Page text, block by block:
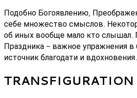
Подобно Богоявлению,
себе множество смыслов.
об иных вообще мало кто слышал.
Праздника - важное упражнения в
источник благодати и вдохновения.
TRANSFIGURATION